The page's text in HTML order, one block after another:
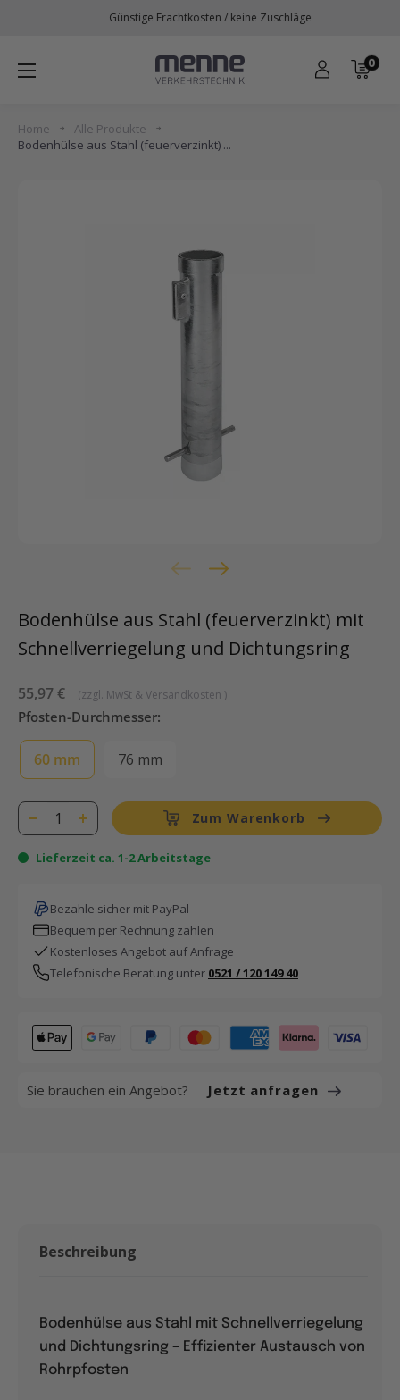
Inhalt
Günstige Frachtkosten / keine Zuschläge
Menne
0
Home
Alle Produkte
Bodenhülse aus Stahl (feuerverzinkt) ...
Bodenhülse aus Stahl (feuerverzinkt) mit
Schnellverriegelung und Dichtungsring
Sonderpreis
55,97 € (zzgl. MwSt & Versandkosten )
Pfosten-Durchmesser:
60 mm 76 mm
Zum Warenkorb
Lieferzeit ca. 1-2 Arbeitstage
Bezahle sicher mit PayPal
Bequem per Rechnung zahlen
Kostenloses Angebot auf Anfrage
Telefonische Beratung unter 0521 / 120 149 40
Sie brauchen ein Angebot? Jetzt anfragen
Beschreibung
Bodenhülse aus Stahl mit Schnellverriegelung
und Dichtungsring – Effizienter Austausch von
Rohrpfosten